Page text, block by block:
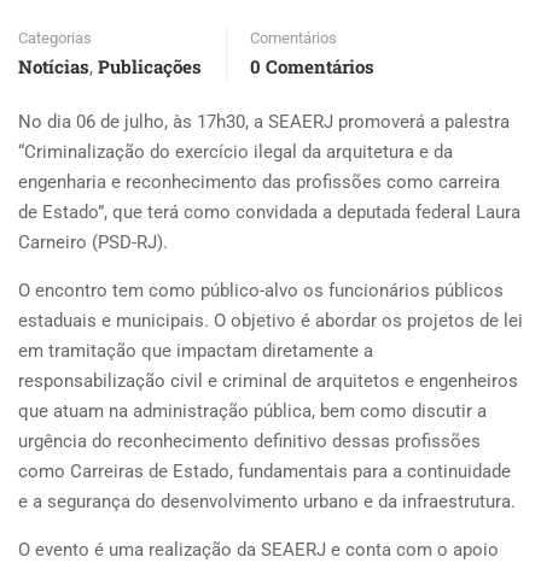
Categorias
Notícias, Publicações
Comentários
0 Comentários
No dia 06 de julho, às 17h30, a SEAERJ promoverá a palestra
“Criminalização do exercício ilegal da arquitetura e da
engenharia e reconhecimento das profissões como carreira
de Estado”, que terá como convidada a deputada federal Laura
Carneiro (PSD-RJ).
O encontro tem como público-alvo os funcionários públicos
estaduais e municipais. O objetivo é abordar os projetos de lei
em tramitação que impactam diretamente a
responsabilização civil e criminal de arquitetos e engenheiros
que atuam na administração pública, bem como discutir a
urgência do reconhecimento definitivo dessas profissões
como Carreiras de Estado, fundamentais para a continuidade
e a segurança do desenvolvimento urbano e da infraestrutura.
O evento é uma realização da SEAERJ e conta com o apoio